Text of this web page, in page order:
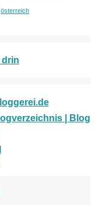
österreich